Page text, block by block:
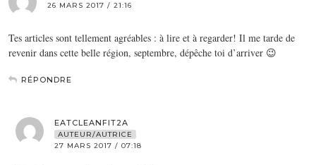
26 MARS 2017 / 21:16
Tes articles sont tellement agréables : à lire et à regarder! Il me tarde de
revenir dans cette belle région, septembre, dépêche toi d’arriver 😉
RÉPONDRE
EATCLEANFIT2A
AUTEUR/AUTRICE
27 MARS 2017 / 07:18